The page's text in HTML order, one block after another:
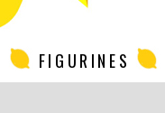
FIGURINES